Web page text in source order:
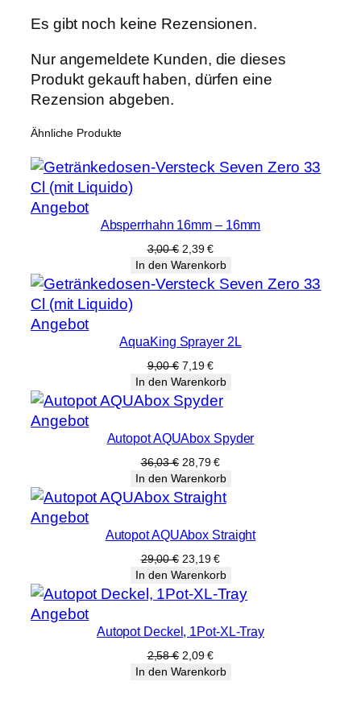
Es gibt noch keine Rezensionen.
Nur angemeldete Kunden, die dieses
Produkt gekauft haben, dürfen eine
Rezension abgeben.
Ähnliche Produkte
AngebotProdukt
imAbsperrhahn 16mm – 16mm
3,00€ Ursprünglicher
Preis
war:
3,00 €
2,39€Aktueller
Preis
ist:
2,39 €.
In den Warenkorb
AngebotProdukt
AquaKing Sprayer 2L
9,00€ Ursprünglicher
Preis
war:
9,00 €
7,19€Aktueller
Preis
ist:
7,19 €.
In den Warenkorb
AngebotProdukt
Angebot
Autopot AQUAbox Spyder
36,03€ Ursprünglicher
Preis
war:
36,03 €
28,79€Aktueller
Preis
ist:
28,79 €.
In den Warenkorb
AngebotProdukt
Angebot
Autopot AQUAbox Straight
29,00€ Ursprünglicher
Preis
war:
29,00 €
23,19€Aktueller
Preis
ist:
23,19 €.
In den Warenkorb
AngebotProdukt
im
Autopot Deckel, 1Pot-XL-Tray
2,58€ Ursprünglicher
Preis
2,09€Aktueller
Preis
In den Warenkorb